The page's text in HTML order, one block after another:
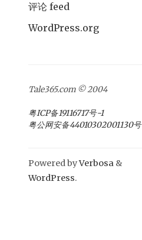
评论 feed
WordPress.org
Tale365.com © 2004
粤ICP备19116717号-1
粤公网安备44010302001130号
Powered byVerbosa &
WordPress.